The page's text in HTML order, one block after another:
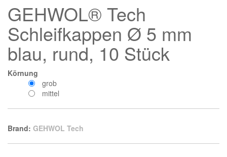
GEHWOL® Tech
Schleifkappen Ø 5 mm
blau, rund, 10 Stück
Körnung
grob
mittel
Brand: GEHWOL Tech